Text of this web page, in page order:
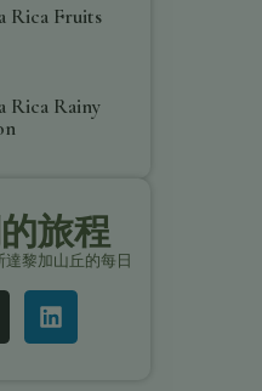
Rica Fruits
Rica Rainy
旅程
達黎加山丘的每日